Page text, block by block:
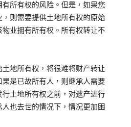
所有权的风险。但是，如果您
则需要提供土地所有权的原始
业拥有所有权。 所有权转让不
地所有权，将很难将财产转让
果是已故所有人，则继承人需要
土地所有权之前，对遗产进行
人也去世的情况下，情况更加困